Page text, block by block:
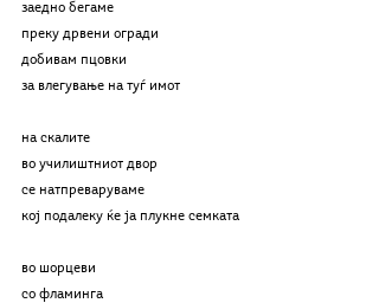
заедно бегаме
преку дрвени огради
добивам пцовки
за влегување на туѓ имот
на скалите
во училиштниот двор
се натпреваруваме
кој подалеку ќе ја плукне семката
во шорцеви
со фламинга